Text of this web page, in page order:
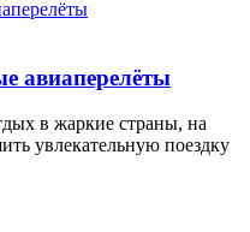
авиаперелёты
в жаркие страны, на
увлекательную поездку